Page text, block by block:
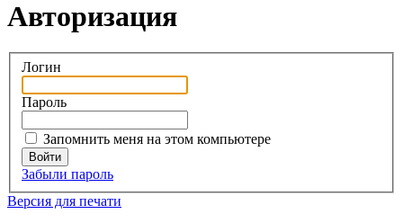
Авторизация
Логин
Пароль
Запомнить меня на этом компьютере
Забыли пароль
Версия для печати